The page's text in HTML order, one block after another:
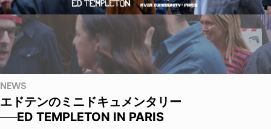
NEWS
エドテンのミニドキュメンタリー
──ED TEMPLETON IN PARIS